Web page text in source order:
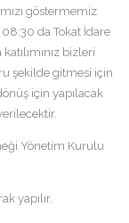
göstermemiz
da Tokat İdare
bizleri
şekilde gitmesi için
için yapılacak
Yönetim Kurulu
yapılır.